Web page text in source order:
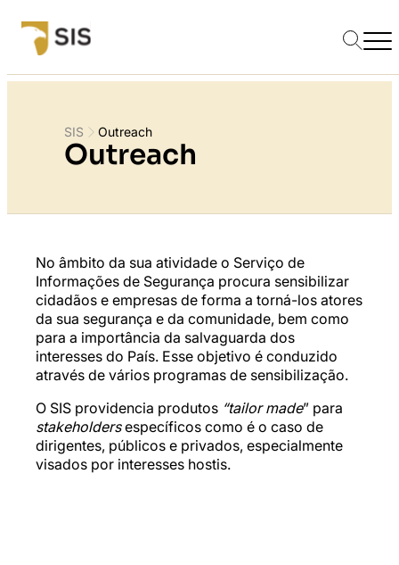
SIS Outreach
Outreach
No âmbito da sua atividade o Serviço de
Informações de Segurança procura sensibilizar
cidadãos e empresas de forma a torná-los atores
da sua segurança e da comunidade, bem como
para a importância da salvaguarda dos
interesses do País. Esse objetivo é conduzido
através de vários programas de sensibilização.
O SIS providencia produtos “tailor made” para
stakeholdersespecíficos como é o caso de
dirigentes, públicos e privados, especialmente
visados por interesses hostis.